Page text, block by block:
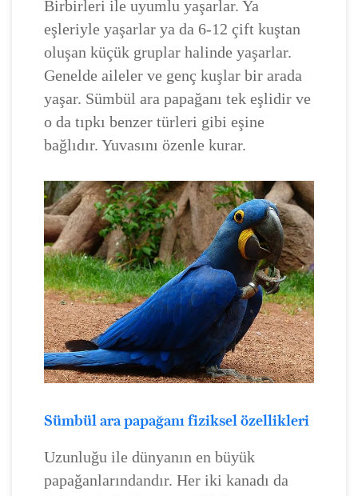
Birbirleri ile uyumlu yaşarlar. Ya
eşleriyle yaşarlar ya da 6-12 çift kuştan
oluşan küçük gruplar halinde yaşarlar.
Genelde aileler ve genç kuşlar bir arada
yaşar. Sümbül ara papağanı tek eşlidir ve
o da tıpkı benzer türleri gibi eşine
bağlıdır. Yuvasını özenle kurar.
Sümbül ara papağanı fiziksel özellikleri
Uzunluğu ile dünyanın en büyük
papağanlarındandır. Her iki kanadı da